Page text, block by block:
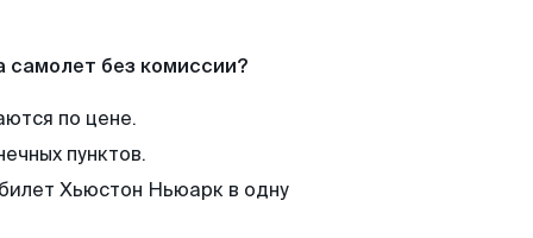
самолет без комиссии?
по цене.
пунктов.
Хьюстон Ньюарк в одну